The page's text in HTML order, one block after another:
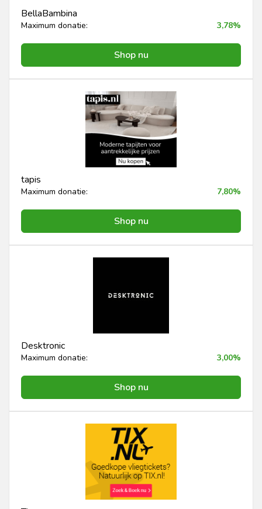
BellaBambina
Maximum donatie: 3,78%
Shop nu
tapis
Maximum donatie: 7,80%
Shop nu
Desktronic
Maximum donatie: 3,00%
Shop nu